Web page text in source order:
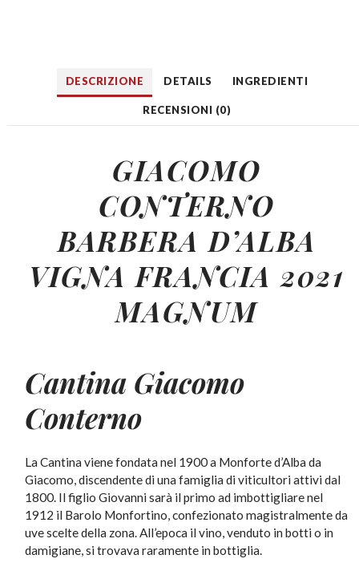
DESCRIZIONE DETAILS INGREDIENTI
RECENSIONI (0)
GIACOMO
CONTERNO
BARBERA D’ALBA
VIGNA FRANCIA 2021
MAGNUM
Cantina Giacomo
Conterno
La Cantina viene fondata nel 1900 a Monforte d’Alba da
Giacomo, discendente di una famiglia di viticultori attivi dal
1800. Il figlio Giovanni sarà il primo ad imbottigliare nel
1912 il Barolo Monfortino, confezionato magistralmente da
uve scelte della zona. All’epoca il vino, venduto in botti o in
damigiane, si trovava raramente in bottiglia.